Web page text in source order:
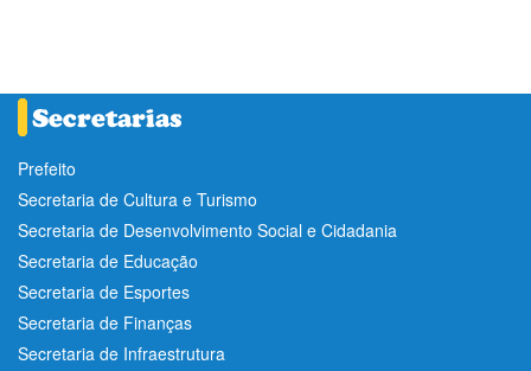
Prefeito
Secretaria de Cultura e Turismo
Secretaria de Desenvolvimento Social e Cidadania
Secretaria de Educação
Secretaria de Esportes
Secretaria de Finanças
Secretaria de Infraestrutura